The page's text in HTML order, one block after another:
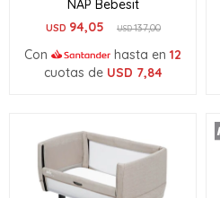
NAP Bebesit
USD 94,05 USD137,00
Con hasta en 12
cuotas de USD 7,84